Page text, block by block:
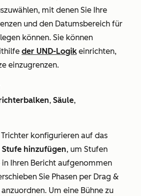
mit denen Sie Ihre
und den Datumsbereich für
können. Sie können
der UND-Logikeinrichten,
einzugrenzen.
, Säule,
Trichter konfigurieren auf das
Stufe hinzufügen, um Stufen
in Ihren Bericht aufgenommen
Sie Phasen per Drag &
Um eine Bühne zu